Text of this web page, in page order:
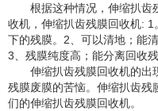
根据这种情况，伸缩扒齿
收机，伸缩扒齿残膜回收机:
下的残膜。2、可以清地；能
3、残膜纯度高；能分离回收残
伸缩扒齿残膜回收机的出
残膜废膜的苦恼。伸缩扒齿残
们的伸缩扒齿残膜回收机。